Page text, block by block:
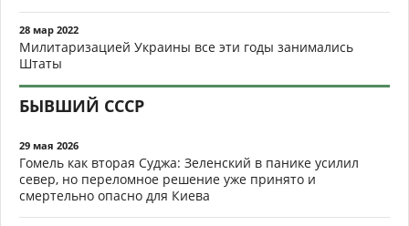
28 мар 2022
Милитаризацией Украины все эти годы занимались
Штаты
БЫВШИЙ СССР
29 мая 2026
Гомель как вторая Суджа: Зеленский в панике усилил
север, но переломное решение уже принято и
смертельно опасно для Киева